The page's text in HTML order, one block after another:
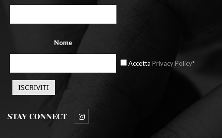
Nome
Accetta Privacy Policy*
STAY CONNECT